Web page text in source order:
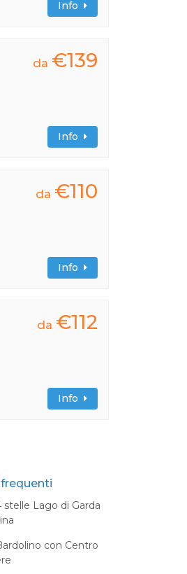
Info
da €139
Info
da €110
Info
da €112
Info
stelle Lago di Garda
con Centro